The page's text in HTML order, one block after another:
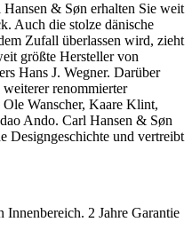
& Søn erhalten Sie weit
Auch die stolze dänische
Zufall überlassen wird, zieht
größte Hersteller von
Hans J. Wegner. Darüber
renommierter
Wanscher, Kaare Klint,
Ando. Carl Hansen & Søn
Designgeschichte und vertreibt
2 Jahre Garantie